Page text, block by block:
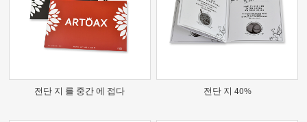
전단 지 를 중간 에 접다 전단 지 40%